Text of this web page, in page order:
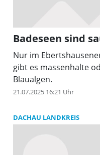
Badeseen sind
Nur im
gibt es massenhalte
Blaualgen.
21.07.2025 16:21 Uhr
DACHAU LANDKREIS